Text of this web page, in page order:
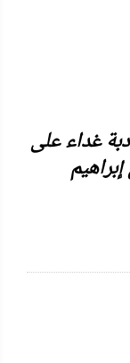
غداء على